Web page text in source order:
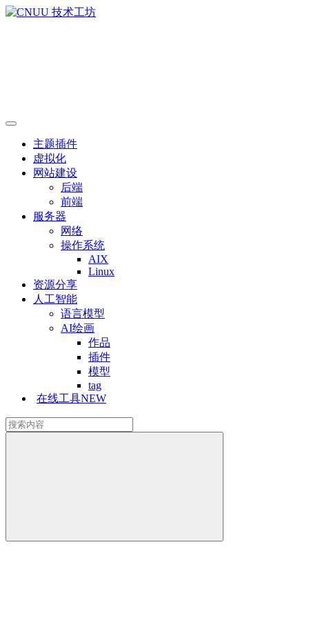
主题插件
虚拟化
网站建设
后端
前端
服务器
网络
操作系统
AIX
Linux
资源分享
人工智能
语言模型
AI绘画
作品
插件
模型
tag
在线工具NEW